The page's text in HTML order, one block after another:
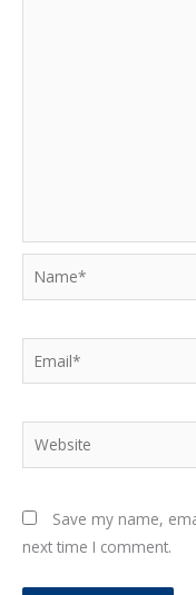
Name*
Website
Save my name,
next time I comment.